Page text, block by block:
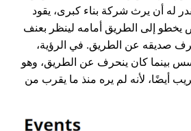
له أن يرث شركة بناء كبرى، يقود
يخطو إلى الطريق أمامه لينظر بعنف
صديقه عن الطريق. في الرؤية،
بينما كان ينحرف عن الطريق، وهو
أيضًا، لأنه لم يره منذ ما يقرب من